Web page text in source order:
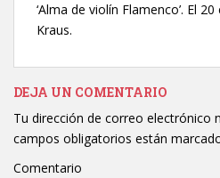
‘Alma de violín Flamenco’. El
Kraus.
DEJA UN COMENTARIO
Tu dirección de correo electrónico
campos obligatorios están
Comentario